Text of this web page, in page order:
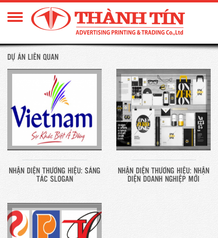
DỰ ÁN LIÊN QUAN
NHẬN DIỆN THƯƠNG HIỆU: SÁNG
TÁC SLOGAN
NHẬN DIỆN THƯƠNG HIỆU: NHẬN
DIỆN DOANH NGHIỆP MỚI